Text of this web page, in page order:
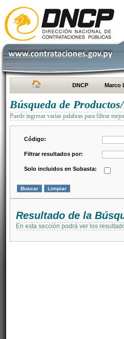
DNCP Marco
Búsqueda de
Puede ingresar varias palabras para filtrar
Código:
Filtrar resultados por:
Solo incluidos en Subasta:
Resultado de la
En esta sección podrá ver los